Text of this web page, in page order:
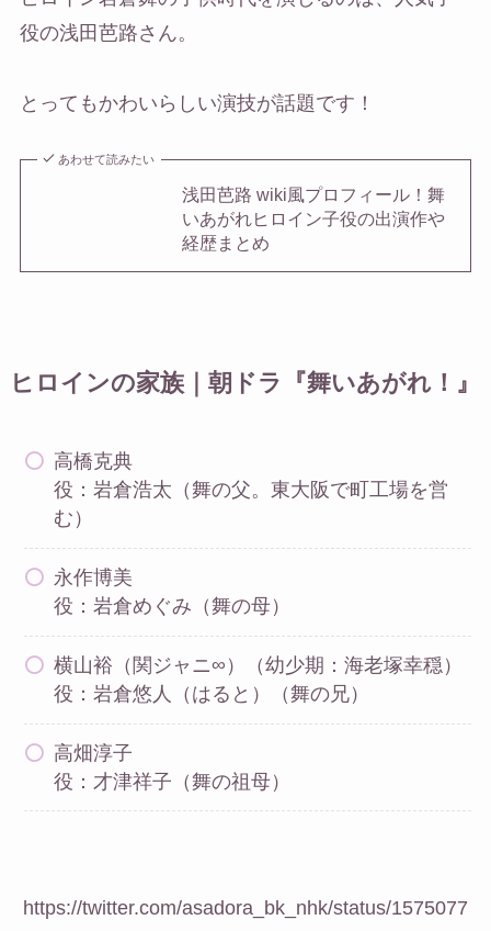
役の浅田芭路さん。
とってもかわいらしい演技が話題です！
あわせて読みたい
浅田芭路 wiki風プロフィール！舞
いあがれヒロイン子役の出演作や
経歴まとめ
ヒロインの家族｜朝ドラ『舞いあがれ！』
高橋克典
役：岩倉浩太（舞の父。東大阪で町工場を営
む）
永作博美
役：岩倉めぐみ（舞の母）
横山裕（関ジャニ∞）（幼少期：海老塚幸穏）
役：岩倉悠人（はると）（舞の兄）
高畑淳子
役：才津祥子（舞の祖母）
https://twitter.com/asadora_bk_nhk/status/1575077